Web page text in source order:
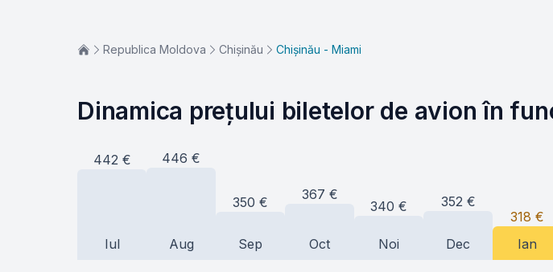
Republica Moldova Chișinău Chișinău - Miami
Dinamica prețului biletelor de avion în
442 €
Iul
446 €
Aug
350 €
Sep
367 €
Oct
340 €
Noi
352 €
Dec
318 €
Ian